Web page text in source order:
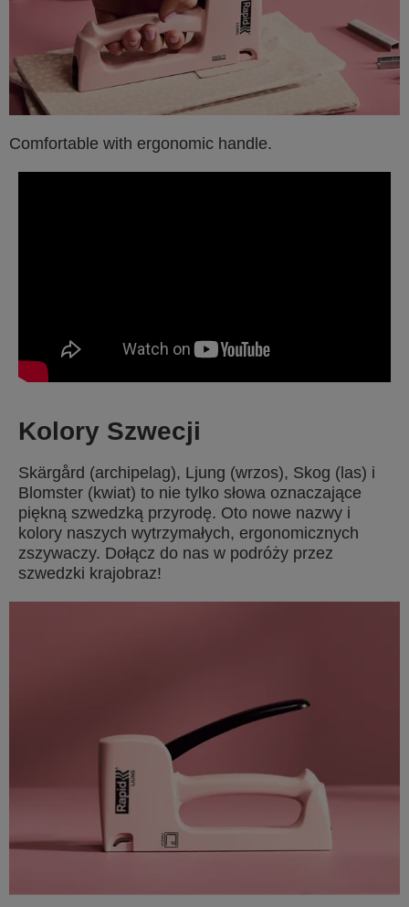
Comfortable with ergonomic handle.
Kolory Szwecji
Skärgård (archipelag), Ljung (wrzos), Skog (las) i
Blomster (kwiat) to nie tylko słowa oznaczające
piękną szwedzką przyrodę. Oto nowe nazwy i
kolory naszych wytrzymałych, ergonomicznych
zszywaczy. Dołącz do nas w podróży przez
szwedzki krajobraz!